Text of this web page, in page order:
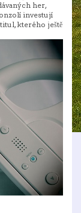
her,
investují
kterého ještě